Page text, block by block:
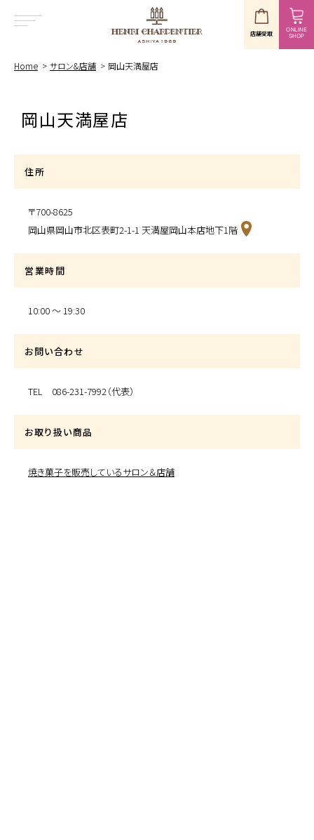
店舗受取 ONLINE
SHOP
Home サロン&店舗 岡山天満屋店
岡山天満屋店
住所
〒700-8625
岡山県岡山市北区表町2-1-1 天満屋岡山本店地下1階
営業時間
10:00 〜 19:30
お問い合わせ
TEL 086-231-7992（代表）
お取り扱い商品
焼き菓子を販売しているサロン＆店舗